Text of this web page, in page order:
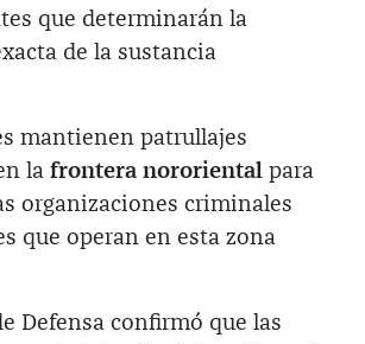
que determinarán la
de la sustancia
mantienen patrullajes
la frontera nororiental para
organizaciones criminales
que operan en esta zona
Defensa confirmó que las